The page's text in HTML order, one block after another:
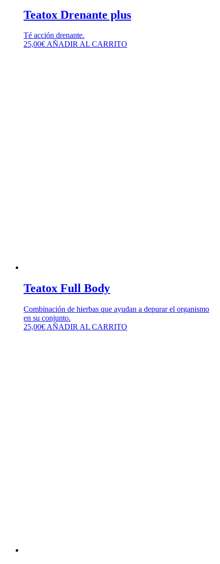
Teatox Drenante plus
Té acción drenante.
25,00€AÑADIR AL CARRITO
Teatox Full Body
Combinación de hierbas que ayudan a depurar el organismo
en su conjunto.
25,00€ AÑADIR AL CARRITO